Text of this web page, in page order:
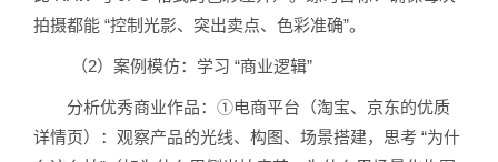
拍摄都能 “控制光影、突出卖点、色彩准确”。
（2）案例模仿：学习 “商业逻辑”
分析优秀商业作品：①电商平台（淘宝、京东的优质
详情页）：观察产品的光线、构图、场景搭建，思考 “为什